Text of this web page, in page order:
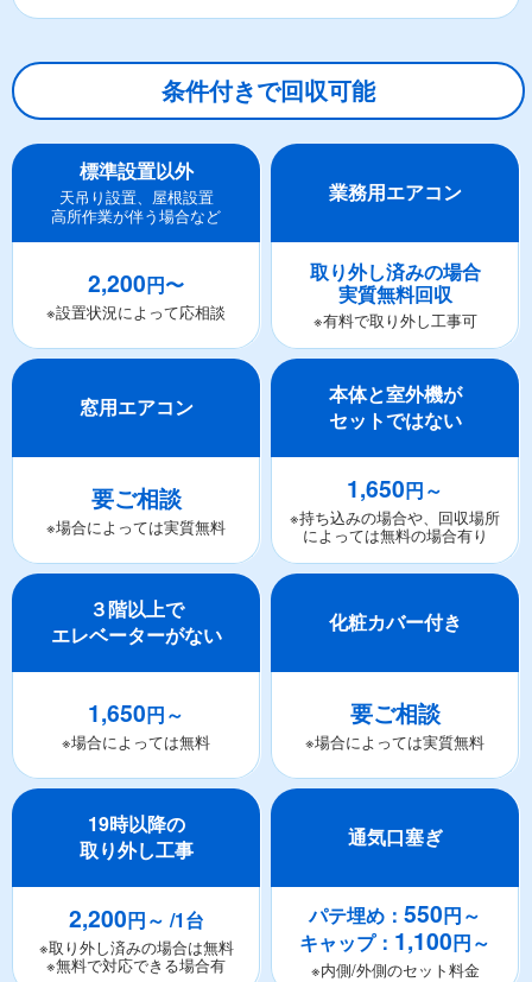
条件付きで回収可能
標準設置以外
天吊り設置、屋根設置
高所作業が伴う場合など
2,200円〜
※設置状況によって応相談
業務用エアコン
取り外し済みの場合
実質無料回収
※有料で取り外し工事可
窓用エアコン
要ご相談
※場合によっては実質無料
本体と室外機が
セットではない
1,650円～
※持ち込みの場合や、回収場所
によっては無料の場合有り
３階以上で
エレベーターがない
1,650円～
※場合によっては無料
化粧カバー付き
要ご相談
※場合によっては実質無料
19時以降の
取り外し工事
2,200円～ /1台
※取り外し済みの場合は無料
※無料で対応できる場合有
通気口塞ぎ
パテ埋め：550円～
キャップ： 1,100円～
※内側/外側のセット料金